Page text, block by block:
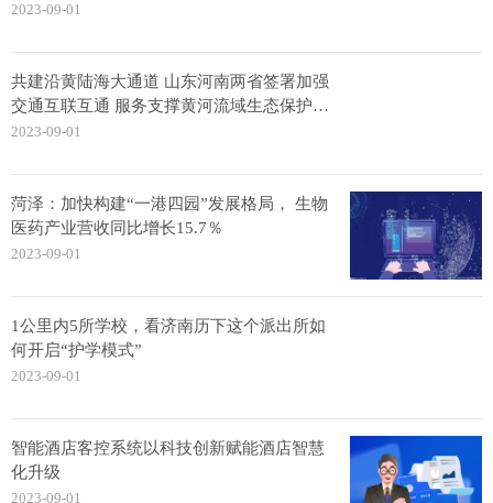
2023-09-01
共建沿黄陆海大通道 山东河南两省签署加强
交通互联互通 服务支撑黄河流域生态保护和
高质量发展合作协议
2023-09-01
菏泽：加快构建“一港四园”发展格局， 生物
医药产业营收同比增长15.7％
2023-09-01
1公里内5所学校，看济南历下这个派出所如
何开启“护学模式”
2023-09-01
智能酒店客控系统以科技创新赋能酒店智慧
化升级
2023-09-01